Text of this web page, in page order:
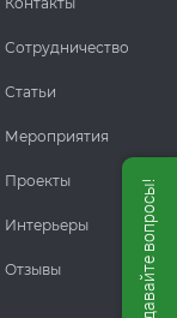
Сотрудничество
Статьи
Мероприятия
Проекты
Интерьеры
Отзывы